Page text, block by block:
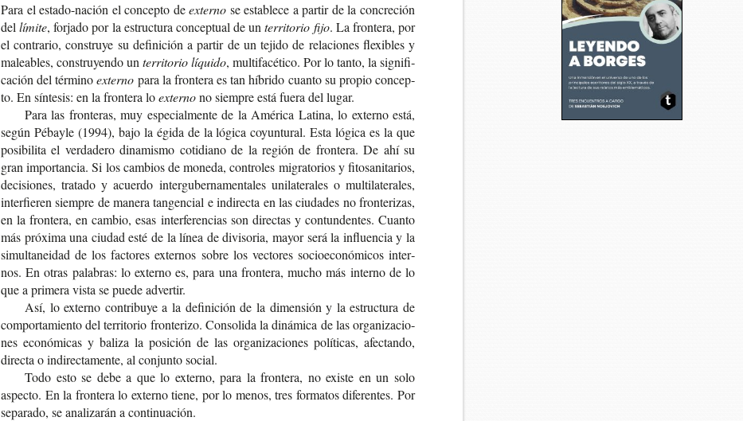
Para el estado-​nación el con­cep­to deexterno se esta­ble­ce a par­tir de la con­cre­ción
dellímite, for­ja­do por la estruc­tu­ra con­cep­tual de unterri­to­rio fijo. La fron­te­ra, por
el con­tra­rio, cons­tru­ye su defi­ni­ción a par­tir de un teji­do de rela­cio­nes fle­xi­bles y
malea­bles, cons­tru­yen­do un terri­to­rio líquido, mul­ti­fa­cé­ti­co. Por lo tanto, la sig­ni­fi­
ca­ción del términoexterno para la fron­te­ra es tan híbri­do cuan­to su pro­pio con­cep­
to. En sín­te­sis: en la fron­te­ra loexternono siem­pre está fuera del lugar.
Para las fron­te­ras, muy espe­cial­men­te de la Amé­ri­ca Lati­na, lo externo está,
según Pébay­le (1994), bajo la égida de la lógi­ca coyun­tu­ral. Esta lógi­ca es la que
posi­bi­li­ta el ver­da­de­ro dina­mis­mo coti­diano de la región de fron­te­ra. De ahí su
gran impor­tan­cia. Si los cam­bios de mone­da, con­tro­les migra­to­rios y fito­sa­ni­ta­rios,
deci­sio­nes, tra­ta­do y acuer­do inter­gu­ber­na­men­ta­les uni­la­te­ra­les o mul­ti­la­te­ra­les,
inter­fie­ren siem­pre de mane­ra tan­gen­cial e indi­rec­ta en las ciu­da­des no fron­te­ri­zas,
en la fron­te­ra, en cam­bio, esas inter­fe­ren­cias son direc­tas y con­tun­den­tes. Cuan­to
más pró­xi­ma una ciu­dad esté de la línea de divi­so­ria, mayor será la influen­cia y la
simul­ta­nei­dad de los fac­to­res exter­nos sobre los vec­to­res socio­eco­nó­mi­cos inter­
nos. En otras pala­bras: lo externo es, para una fron­te­ra, mucho más interno de lo
que a pri­me­ra vista se puede advertir.
Así, lo externo con­tri­bu­ye a la defi­ni­ción de la dimen­sión y la estruc­tu­ra de
com­por­ta­mien­to del terri­to­rio fron­te­ri­zo. Con­so­li­da la diná­mi­ca de las orga­ni­za­cio­
nes eco­nó­mi­cas y bali­za la posi­ción de las orga­ni­za­cio­nes polí­ti­cas, afec­tan­do,
direc­ta o indi­rec­ta­men­te, al con­jun­to social.
Todo esto se debe a que lo externo, para la fron­te­ra, no exis­te en un solo
aspec­to. En la fron­te­ra lo externo tiene, por lo menos, tres for­ma­tos dife­ren­tes. Por
sepa­ra­do, se ana­li­za­rán a continuación.